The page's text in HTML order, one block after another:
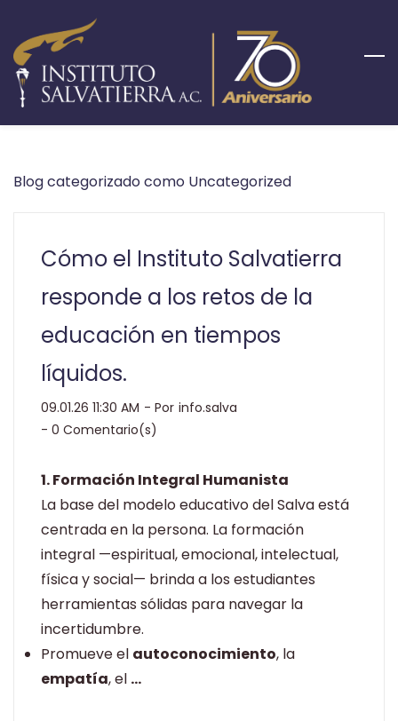
main
content
Blog categorizado como Uncategorized
Cómo el Instituto Salvatierra
responde a los retos de la
educación en tiempos
líquidos.
09.01.26 11:30 AM - Por info.salva
- 0 Comentario(s)
1. Formación Integral Humanista
La base del modelo educativo del Salva está
centrada en la persona. La formación
integral —espiritual, emocional, intelectual,
física y social— brinda a los estudiantes
herramientas sólidas para navegar la
incertidumbre.
Promueve el autoconocimiento, la
empatía, el ...